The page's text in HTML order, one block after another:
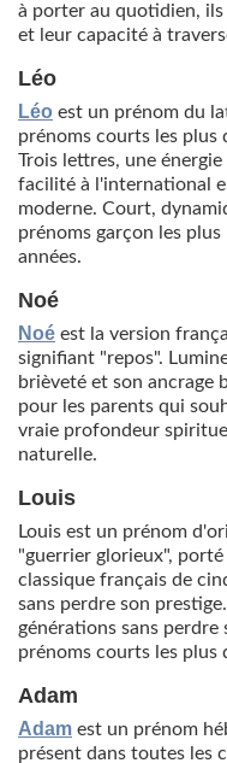
à porter au quotidien,
et leur capacité à
Léo
Léo est un prénom du
prénoms courts les plus
Trois lettres, une
facilité à l'international
moderne. Court,
prénoms garçon les
années.
Noé
Noé est la version
signifiant "repos".
brièveté et son ancrage
pour les parents qui
vraie profondeur
naturelle.
Louis
Louis est un prénom
"guerrier glorieux",
classique français de
sans perdre son
générations sans perdre
prénoms courts les plus
Adam
Adam est un prénom
présent dans toutes les